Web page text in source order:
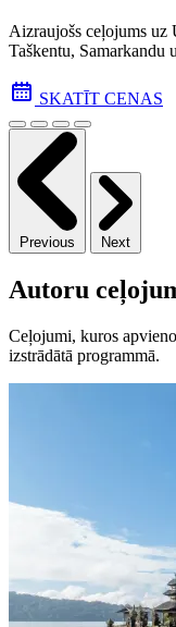
Aizraujošs ceļojums uz
Taškentu, Samarkandu
SKATĪT CENAS
Previous Next
Autoru
Ceļojumi, kuros
izstrādātā programmā.